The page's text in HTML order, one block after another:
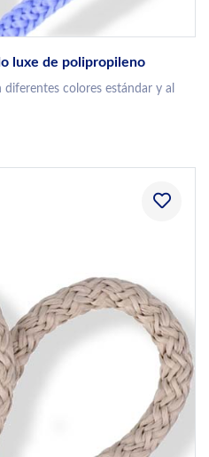
luxe de polipropileno
colores estándar y al